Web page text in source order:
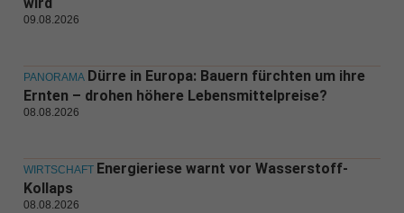
09.08.2026
PANORAMA Dürre in Europa: Bauern fürchten um ihre
Ernten – drohen höhere Lebensmittelpreise?
08.08.2026
WIRTSCHAFT Energieriese warnt vor Wasserstoff-
Kollaps
08.08.2026